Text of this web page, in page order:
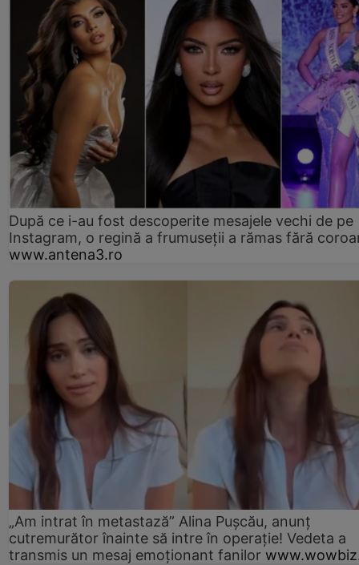
După ce i-au fost descoperite mesajele vechi de pe
Instagram, o regină a frumuseții a rămas fără
www.antena3.ro
„Am intrat în metastază” Alina Pușcău, anunț
cutremurător înainte să intre în operație! Vedeta a
transmis un mesaj emoționant fanilor